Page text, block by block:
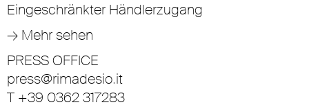
Eingeschränkter Händlerzugang
→ Mehr sehen
PRESS OFFICE
press@rimadesio.it
T +39 0362 317283